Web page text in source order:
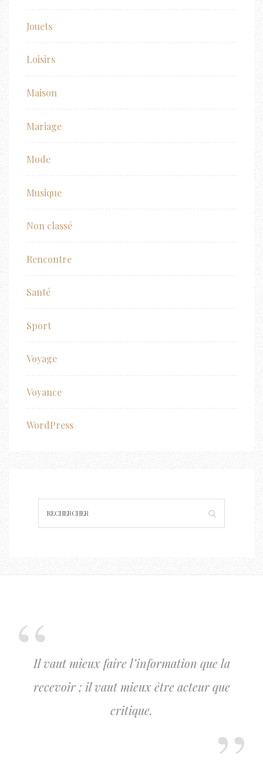
Jouets
Loisirs
Maison
Mariage
Mode
Musique
Non classé
Rencontre
Santé
Sport
Voyage
Voyance
WordPress
Il vaut mieux faire l’information que la
recevoir ; il vaut mieux être acteur que
critique.